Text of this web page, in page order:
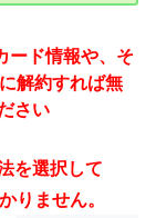
ード情報や、そ
解約すれば無
さい
を選択して
りません。